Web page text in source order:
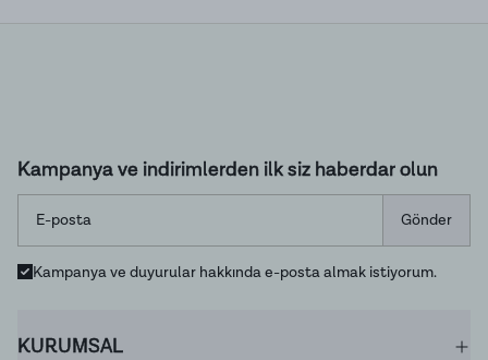
Kampanya ve indirimlerden ilk siz haberdar olun
Gönder
Kampanya ve duyurular hakkında e-posta almak istiyorum.
KURUMSAL